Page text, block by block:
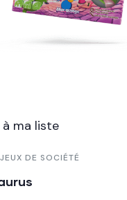
Ajouter à ma liste
6-8 ANS,JEUX
Swoobee